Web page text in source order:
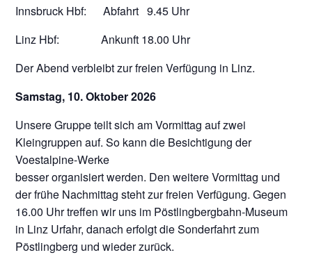
Innsbruck Hbf: Abfahrt 9.45 Uhr
Linz Hbf: Ankunft 18.00 Uhr
Der Abend verbleibt zur freien Verfügung in Linz.
Samstag, 10. Oktober 2026
Unsere Gruppe teilt sich am Vormittag auf zwei
Kleingruppen auf. So kann die Besichtigung der
Voestalpine-Werke
besser organisiert werden. Den weitere Vormittag und
der frühe Nachmittag steht zur freien Verfügung. Gegen
16.00 Uhr treffen wir uns im Pöstlingbergbahn-Museum
in Linz Urfahr, danach erfolgt die Sonderfahrt zum
Pöstlingberg und wieder zurück.